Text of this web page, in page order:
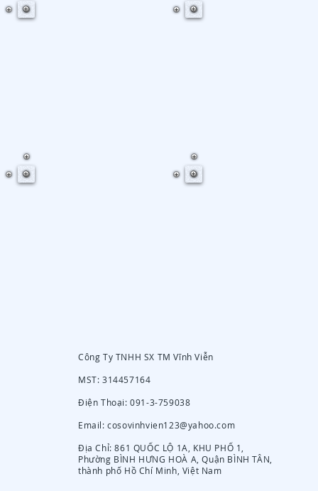
Công Ty TNHH SX TM Vĩnh Viễn
MST: 314457164
Điện Thoại: 091-3-759038
Email:cosovinhvien123@yahoo.com
Địa Chỉ: 861 QUỐC LỘ 1A, KHU PHỐ 1,
Phường BÌNH HƯNG HOÀ A, Quận BÌNH TÂN,
thành phố Hồ Chí Minh, Việt Nam